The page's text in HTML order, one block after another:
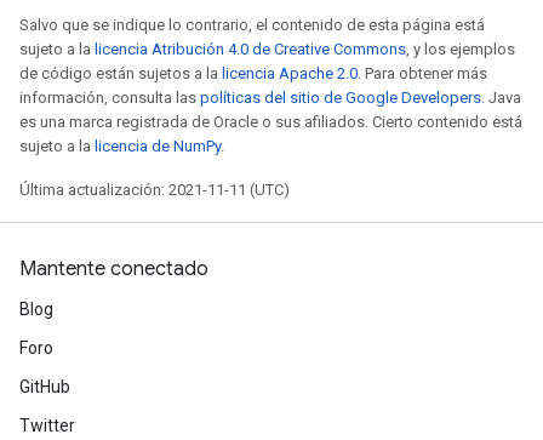
Salvo que se indique lo contrario, el contenido de esta página está
sujeto a la licencia Atribución 4.0 de Creative Commons, y los ejemplos
de código están sujetos a la licencia Apache 2.0. Para obtener más
información, consulta las políticas del sitio de Google Developers. Java
es una marca registrada de Oracle o sus afiliados. Cierto contenido está
sujeto a la licencia de NumPy.
Última actualización: 2021-11-11 (UTC)
Mantente conectado
Blog
Foro
GitHub
Twitter